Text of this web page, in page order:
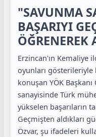
"SAVUNMA
BAŞARIYI
Erzincan'ın Kemaliye
oyunları gösterileriyle
konuşan YÖK
sanayisinde Türk
yükselen başarıların
Geçmişten aldıkları
Özvar, şu ifadeleri